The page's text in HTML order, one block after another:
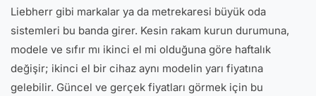
Liebherr gibi markalar ya da metrekaresi büyük oda
sistemleri bu banda girer. Kesin rakam kurun durumuna,
modele ve sıfır mı ikinci el mi olduğuna göre haftalık
değişir; ikinci el bir cihaz aynı modelin yarı fiyatına
gelebilir. Güncel ve gerçek fiyatları görmek için bu